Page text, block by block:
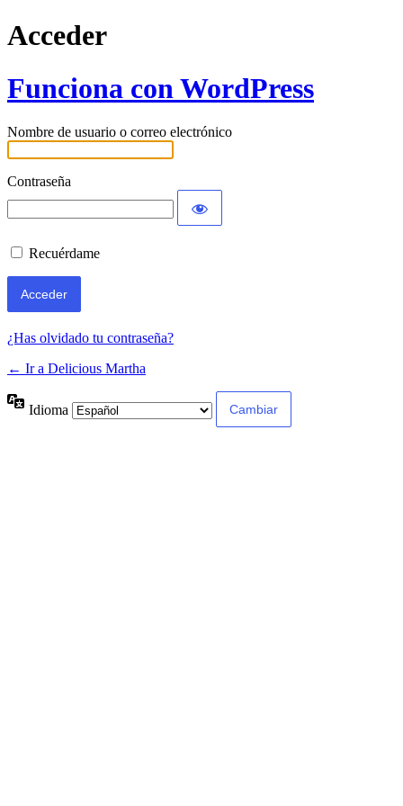
Acceder
Funciona con WordPress
Nombre de usuario o correo electrónico
Contraseña
Recuérdame
¿Has olvidado tu contraseña?
← Ir a Delicious Martha
Idioma